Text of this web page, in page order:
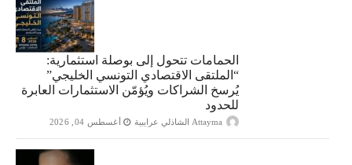
الحمامات تتحول إلى بوصلة استثمارية:
“الملتقى الاقتصادي التونسي الخليجي”
يُرسخ الشراكات ويُؤمّن الاستثمارات العابرة
للحدود
Attayma الشاذلي عرايبية أغسطس 04, 2026